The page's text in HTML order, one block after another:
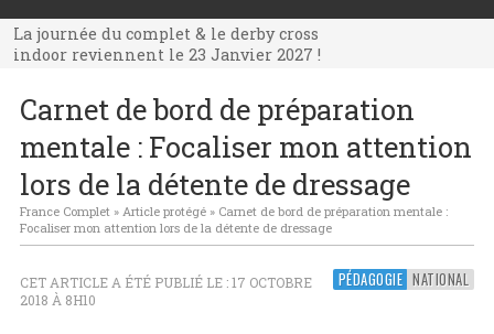
indoor reviennent le 23 Janvier 2027 !
La journée du complet & le derby cross
indoor reviennent le 23 Janvier 2027 !
indoor reviennent le 23 Janvier 2027 !
Carnet de bord de préparation
mentale : Focaliser mon attention
lors de la détente de dressage
France Complet» Article protégé» Carnet de bord de préparation mentale :
Focaliser mon attention lors de la détente de dressage
PÉDAGOGIE NATIONAL
CET ARTICLE A ÉTÉ PUBLIÉ LE : 17 OCTOBRE
2018 À 8H10